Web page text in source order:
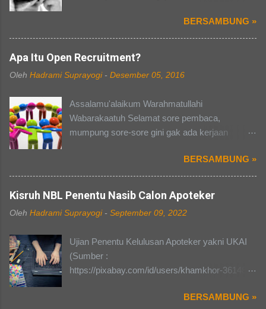
kehidupan organisasi atau panitia. Berbicara
mengenai organisasi dan kepanitiaan, pasti
banyak dari kalian yang punya cerita masing-
yang susah dalam mengelola anggota, dan ada
terakhir tidak berlaku buat saya pribadi).
Perasaan campur aduk yang kita rasakan
selama kepanitiaan terutama, akan terbayarkan
akhir itu berjalan lancer dan sukses selama
hari-H tanpa ada kurang suatu apapun. Pada
pembahasan kali ini saya akan mengajak kalian
ke suatu divisi dalam setiap kepanitiaan di
Dekorasi, dan Dokumentasi (Tiap kampus bisa
beda-beda namanya, tergantung kampusnya
masing-masing). Well mendengar nama
BERSAMBUNG »
Apa Itu Open Recruitment?
Oleh Hadrami Suprayogi - Desember 05, 2016
Assalamu'alaikum Warahmatullahi
Wabarakaatuh Selamat sore pembaca,
mumpung sore-sore gini gak ada kerjaan
buat nambah postingan lagi di blog, heheh...
Oke gue bakalan ngebahas tentang "APA ITU
OPEN RECRUITMENT?" Memasuki dunia
kampus, pasti suatu kebanggan tersendiri bagi
teman-teman yang masih menyandang gelar
dunia sekolah dahulu, dunia kampus terkesan
fleksibel dan dapat disesuiakan dengan waktu
yang dapat kita tentukan sendiri. Ada hal-hal
kampus, yaitu organisasi da kepanitiaan.Aku
BERSAMBUNG »
Kisruh NBL Penentu Nasib Calon Apoteker
Oleh Hadrami Suprayogi - September 09, 2022
Ujian Penentu Kelulusan Apoteker yakni UKAI
(Sumber :
https://pixabay.com/id/users/khamkhor-3614842
blog ini, akhirnya saya kembali untukBERSAMBUNG »